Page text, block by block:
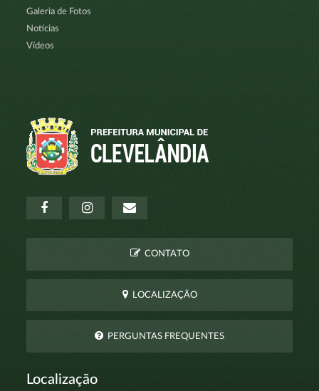
Galeria de Fotos
Notícias
Vídeos
CONTATO
LOCALIZAÇÃO
PERGUNTAS FREQUENTES
Localização